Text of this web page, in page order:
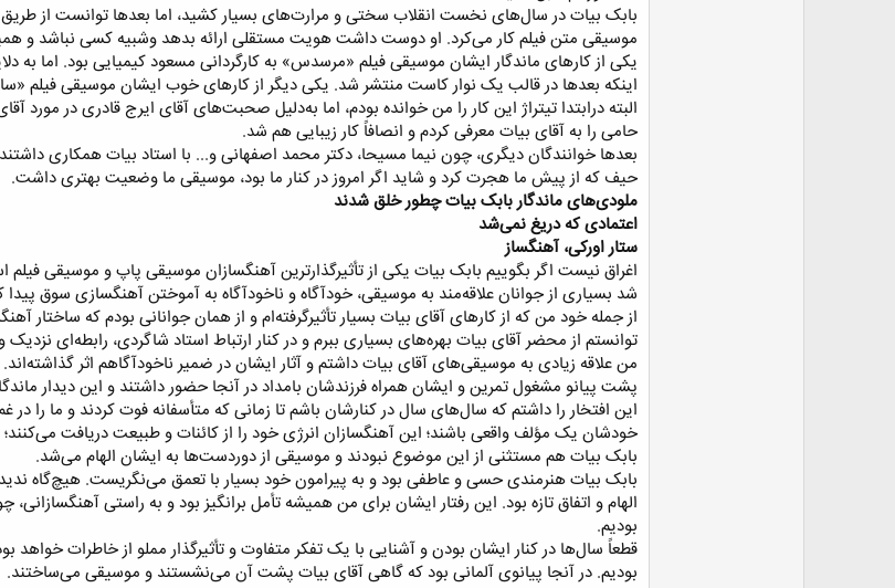
بابک بیات در سال‌های نخست انقلاب سختی و مرارت‌های بسیار کشید، اما بعد‌ها توانست از
موسیقی متن فیلم کار می‌کرد. او دوست داشت هویت مستقلی ارائه بدهد وشبیه کسی نباشد و
یکی از کار‌های ماندگار ایشان موسیقی فیلم «مرسدس» به کارگردانی مسعود کیمیایی بود. اما به
اینکه بعد‌ها در قالب یک نوار کاست منتشر شد. یکی دیگر از کار‌های خوب ایشان موسیقی
البته درابتدا تیتراژ این کار را من خوانده بودم، اما به‌دلیل صحبت‌های آقای ایرج قادری در مورد
حامی را به آقای بیات معرفی کردم و انصافاً کار زیبایی هم شد.​
بعد‌ها خوانندگان دیگری، چون نیما مسیحا، دکتر محمد اصفهانی و... با استاد بیات همکاری
حیف که از پیش ما هجرت کرد و شاید اگر امروز در کنار ما بود، موسیقی ما وضعیت بهتری داشت.​
ملودی‌های ماندگار بابک بیات چطور خلق شدند
اعتمادی که دریغ نمی‌شد
ستار اورکی، آهنگساز‌
اغراق نیست اگر بگوییم بابک بیات یکی از تأثیرگذارترین آهنگسازان موسیقی پاپ و موسیقی
شد بسیاری از جوانان علاقه‌مند به موسیقی، خودآگاه و ناخودآگاه به آموختن آهنگسازی سوق پیدا
از جمله خود من که از کار‌های آقای بیات بسیار تأثیرگرفته‌ام و از همان جوانانی بودم که ساختار
توانستم از محضر آقای بیات بهره‌های بسیاری ببرم و در کنار ارتباط استاد شاگردی، رابطه‌ای
من علاقه زیادی به موسیقی‌های آقای بیات داشتم و آثار ایشان در ضمیر ناخودآگاهم اثر گذاشته‌اند.
پشت پیانو مشغول تمرین و ایشان همراه فرزندشان بامداد در آنجا حضور داشتند و این دیدار
این افتخار را داشتم که سال‌های سال در کنارشان باشم تا زمانی که متأسفانه فوت کردند و ما را
خودشان یک مؤلف واقعی باشند؛ این آهنگسازان انرژی خود را از کائنات و طبیعت دریافت
بابک بیات هم مستثنی از این موضوع نبودند و موسیقی از دوردست‌ها به ایشان الهام می‌شد.​
بابک بیات هنرمندی حسی و عاطفی بود و به پیرامون خود بسیار با تعمق می‌نگریست. هیچ‌گاه
الهام و اتفاق تازه بود. این رفتار ایشان برای من همیشه تأمل برانگیز بود و به راستی
بودیم.​
قطعاً سال‌ها در کنار ایشان بودن و آشنایی با یک تفکر متفاوت و تأثیر‌گذار مملو از خاطرات خواهد
بودیم. در آنجا پیانوی آلمانی بود که گاهی آقای بیات پشت آن می‌نشستند و موسیقی می‌ساختند.